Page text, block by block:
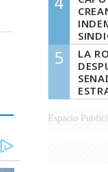
5
LA
Espacio